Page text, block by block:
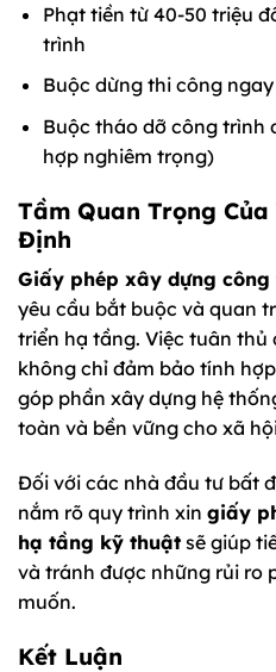
Phạt tiền từ 40-50 triệu
trình
Buộc dừng thi công
Buộc tháo dỡ công trình
hợp nghiêm trọng)
Tầm Quan Trọng
Định
Giấy phép xây dựng
yêu cầu bắt buộc và quan
triển hạ tầng. Việc tuân
không chỉ đảm bảo tính
góp phần xây dựng hệ
toàn và bền vững cho xã
Đối với các nhà đầu tư bất
nắm rõ quy trình xin giấy
hạ tầng kỹ thuật sẽ giúp
và tránh được những rủi ro
muốn.
Kết Luận